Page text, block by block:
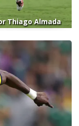
Thiago Almada